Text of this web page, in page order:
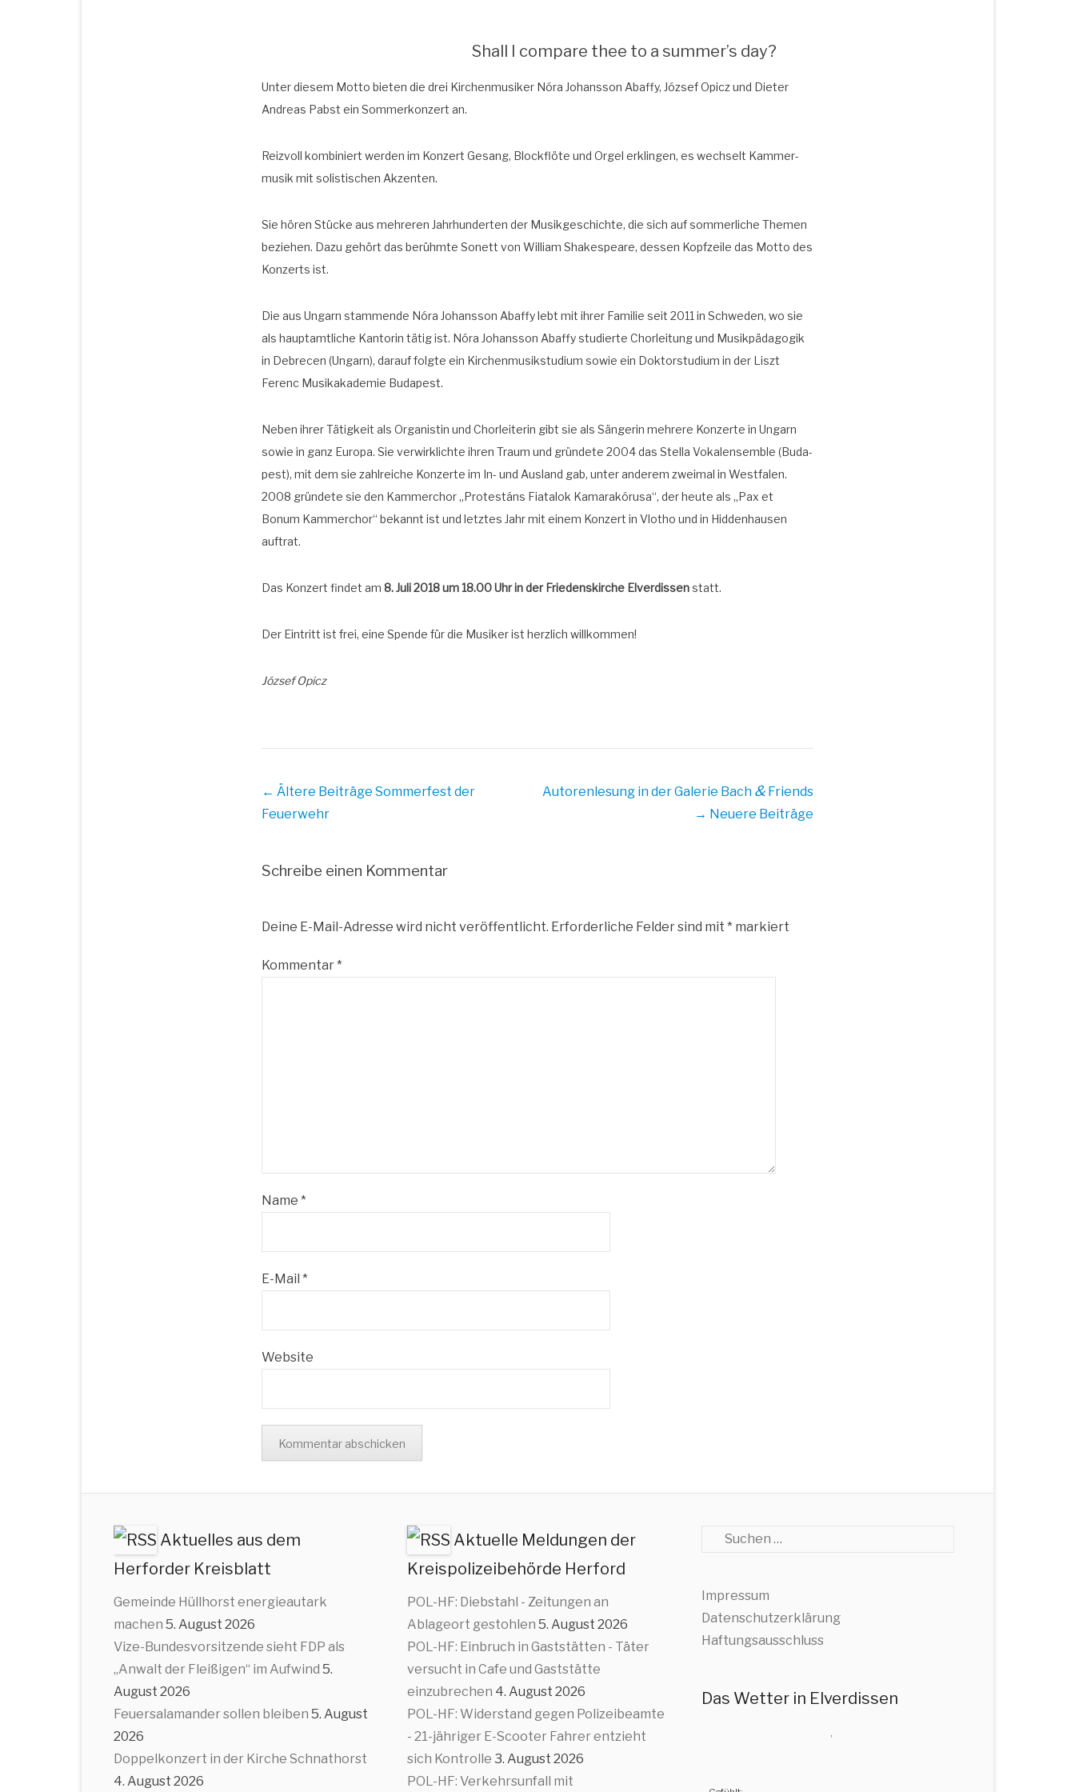
Shall I compare thee to a summer’s day?
Unter die­sem Mot­to bie­ten die drei Kir­chen­mu­si­ker Nóra Johans­son Abaffy, Józ­sef Opicz und Die­ter
Andre­as Pabst ein Som­mer­kon­zert an.
Reiz­voll kom­bi­niert wer­den im Kon­zert Gesang, Block­flö­te und Orgel erklin­gen, es wech­selt Kam­mer­
mu­sik mit solis­ti­schen Akzenten.
Sie hören Stü­cke aus meh­re­ren Jahr­hun­der­ten der Musik­ge­schich­te, die sich auf som­mer­li­che The­men
bezie­hen. Dazu gehört das berühm­te Sonett von Wil­liam Shake­speare, des­sen Kopf­zei­le das Mot­to des
Kon­zerts ist.
Die aus Ungarn stam­men­de Nóra Johans­son Abaffy lebt mit ihrer Fami­lie seit 2011 in Schwe­den, wo sie
als haupt­amt­li­che Kan­to­rin tätig ist. Nóra Johans­son Abaffy stu­dier­te Chor­lei­tung und Musik­päd­ago­gik
in Debre­cen (Ungarn), dar­auf folg­te ein Kir­chen­mu­sik­stu­di­um sowie ein Dok­tor­stu­di­um in der Liszt
Ferenc Musik­aka­de­mie Budapest.
Neben ihrer Tätig­keit als Orga­nis­tin und Chor­lei­te­rin gibt sie als Sän­ge­rin meh­re­re Kon­zer­te in Ungarn
sowie in ganz Euro­pa. Sie ver­wirk­lich­te ihren Traum und grün­de­te 2004 das Stel­la Vokal­ensem­ble (Buda­
pest), mit dem sie zahl­rei­che Kon­zer­te im In- und Aus­land gab, unter ande­rem zwei­mal in West­fa­len.
2008 grün­de­te sie den Kam­mer­chor „Pro­tes­táns Fia­ta­lok Kama­rakóru­sa“, der heu­te als „Pax et
Bonum Kam­mer­chor“ bekannt ist und letz­tes Jahr mit einem Kon­zert in Vlo­tho und in Hid­den­hau­sen
auftrat.
Das Kon­zert fin­det am 8. Juli 2018 um 18.00 Uhrin derFrie­dens­kir­che Elver­dis­senstatt.
Der Ein­tritt ist frei, eine Spen­de für die Musi­ker ist herz­lich willkommen!
Józ­sef Opicz
Beitrags
Übersicht
← Ältere Beiträge Sommerfest der
Feuerwehr
Autorenlesung in der Galerie Bach & Friends
→ Neuere Beiträge
Schreibe einen Kommentar
Deine E-Mail-Adresse wird nicht veröffentlicht. Erforderliche Felder sind mit * markiert
Kommentar*
Name *
E-Mail *
Website
Aktuelles aus dem
Herforder Kreisblatt
Gemeinde Hüllhorst energieautark
machen 5. August 2026
Vize-Bundesvorsitzende sieht FDP als
„Anwalt der Fleißigen“ im Aufwind 5.
August 2026
Feuersalamander sollen bleiben 5. August
2026
Doppelkonzert in der Kirche Schnathorst
4. August 2026
Aktuelle Meldungen der
Kreispolizeibehörde Herford
POL-HF: Diebstahl - Zeitungen an
Ablageort gestohlen 5. August 2026
POL-HF: Einbruch in Gaststätten - Täter
versucht in Cafe und Gaststätte
einzubrechen 4. August 2026
POL-HF: Widerstand gegen Polizeibeamte
- 21-jähriger E-Scooter Fahrer entzieht
sich Kontrolle 3. August 2026
POL-HF: Verkehrsunfall mit
Suche
Impressum
Datenschutzerklärung
Haftungsausschluss
Das Wetter in Elverdissen
,